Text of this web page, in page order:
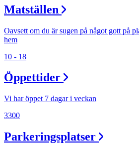
Matställen
Oavsett om du är sugen på något gott på
hem
10 - 18
Öppettider
Vi har öppet 7 dagar i veckan
3300
Parkeringsplatser